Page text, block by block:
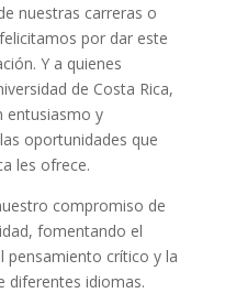
nuestras carreras o
por dar este
Y a quienes
de Costa Rica,
entusiasmo y
oportunidades que
les ofrece.
compromiso de
fomentando el
pensamiento crítico y la
diferentes idiomas.